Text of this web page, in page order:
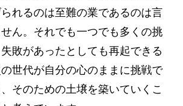
れるのは至難の業であるのは言
ん。それでも一つでも多くの挑
敗があったとしても再起できる
世代が自分の心のままに挑戦で
そのための土壌を築いていくこ